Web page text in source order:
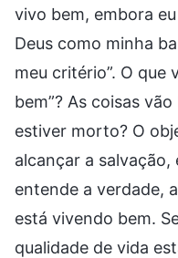
vivo bem, embora
Deus como minha
meu critério”. O que
bem”? As coisas
estiver morto? O
alcançar a
entende a verdade,
está vivendo bem.
qualidade de vida